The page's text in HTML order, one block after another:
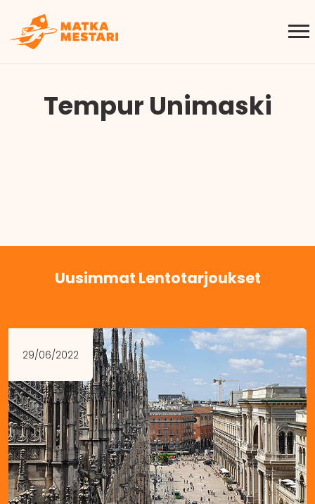
Tempur Unimaski
Uusimmat Lentotarjoukset
29/06/2022